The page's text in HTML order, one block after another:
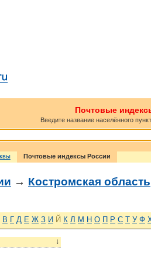
Почтовые
Введите название населённого
Почтовые индексы России
→ Костромская область
В Г Д Е Ж З И Й К Л М Н О П Р С Т У Ф
↓